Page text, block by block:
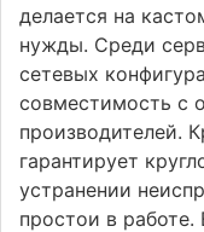
делается на
нужды. Среди
сетевых
совместимость с
производителей.
гарантирует
устранении
простои в